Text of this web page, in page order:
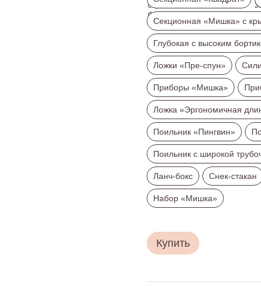
Секционная «Мишка» с
Глубокая с высоким
Ложки «Пре-спун»
Приборы «Мишка»
Ложка «Эргономичная
Поильник «Пингвин»
Поильник с широкой
Ланч-бокс Снек-стакан
Набор «Мишка»
Купить